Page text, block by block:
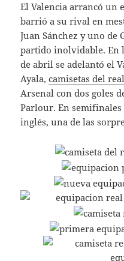
El Valencia arrancó un
barrió a su rival en
Juan Sánchez y uno de
partido inolvidable. En
de abril se adelantó el
Ayala,camisetas del
Arsenal con dos goles
Parlour. En semifinales
inglés, una de las